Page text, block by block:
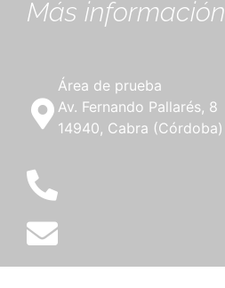
Más información
Área de prueba
Av. Fernando Pallarés, 8
14940, Cabra (Córdoba)